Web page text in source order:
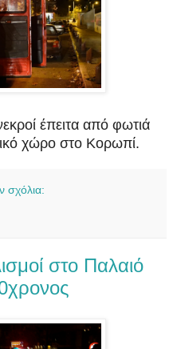
έπειτα από φωτιά
χώρο στο Κορωπί.
σχόλια:
στο Παλαιό